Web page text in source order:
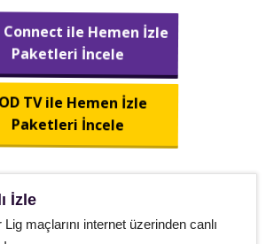
Connect ile Hemen İzle
Paketleri İncele
TV ile Hemen İzle
Paketleri İncele
İzle
Lig maçlarını internet üzerinden canlı